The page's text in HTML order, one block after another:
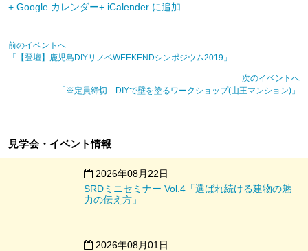
+ Google カレンダー+ iCalender に追加
前のイベントへ
「【登壇】鹿児島DIYリノベWEEKENDシンポジウム2019」
次のイベントへ
「※定員締切 DIYで壁を塗るワークショップ(山王マンション)」
見学会・イベント情報
2026年08月22日
SRDミニセミナー Vol.4「選ばれ続ける建物の魅
力の伝え方」
2026年08月01日